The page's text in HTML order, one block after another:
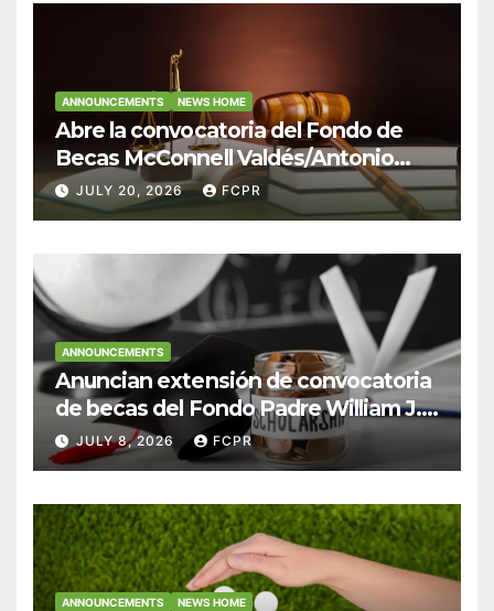
ANNOUNCEMENTS NEWS HOME
Abre la convocatoria del Fondo de
Becas McConnell Valdés/Antonio
Escudero Viera para estudiantes de
Derecho en Puerto Rico
JULY 20, 2026 FCPR
ANNOUNCEMENTS
Anuncian extensión de convocatoria
de becas del Fondo Padre William J.
Hendricks, SJ para estudiantes del
Colegio San Ignacio
JULY 8, 2026 FCPR
ANNOUNCEMENTS NEWS HOME